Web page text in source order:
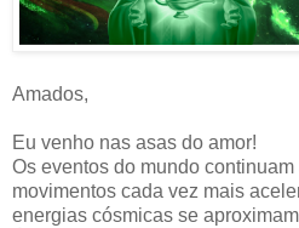
Amados,
Eu venho nas asas do amor!
Os eventos do mundo
movimentos cada vez mais
energias cósmicas se